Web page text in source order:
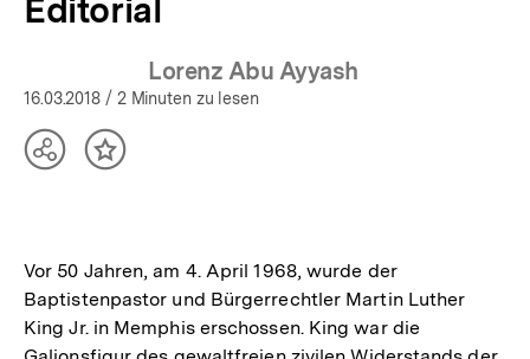
Editorial
Lorenz Abu Ayyash
16.03.2018 / 2 Minuten zu lesen
TeilenInhalt
Vor 50 Jahren, am 4. April 1968, wurde der
Baptistenpastor und Bürgerrechtler Martin Luther
King Jr. in Memphis erschossen. King war die